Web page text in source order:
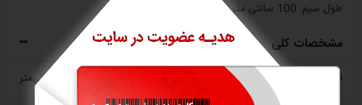
طول سیم: 100 سانتی متر
مشخصات کلی
ابعاد L x W x H 25x15x35 سانتی‌متر